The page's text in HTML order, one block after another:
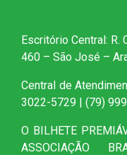
Escritório Central: R.
460 – São José –
Central de
3022-5729 | (79)
O BILHETE
ASSOCIAÇÃO